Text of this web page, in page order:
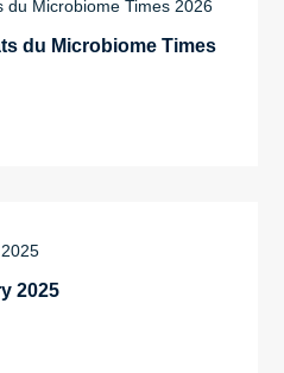
du Microbiome Times
2025